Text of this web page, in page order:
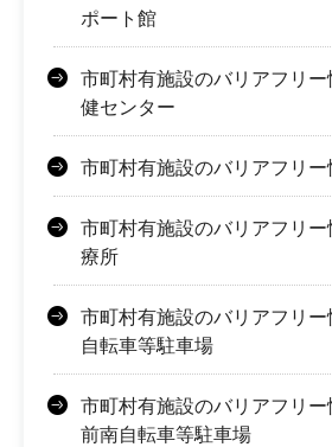
ポート館
市町村有施設のバリアフリ
健センター
市町村有施設のバリアフリ
市町村有施設のバリアフリ
療所
市町村有施設のバリアフリ
自転車等駐車場
市町村有施設のバリアフリ
前南自転車等駐車場